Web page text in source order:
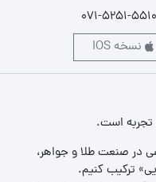
071-5251-5510
نسخه IOS
تجربه‌ است.
تخصصی در صنعت طلا و جواهر،
ترکیب کنیم.